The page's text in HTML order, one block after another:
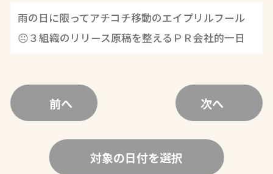
雨の日に限ってアチコチ移動のエイプリルフール
😐３組織のリリース原稿を整えるＰＲ会社的一日
前へ 次へ
対象の日付を選択